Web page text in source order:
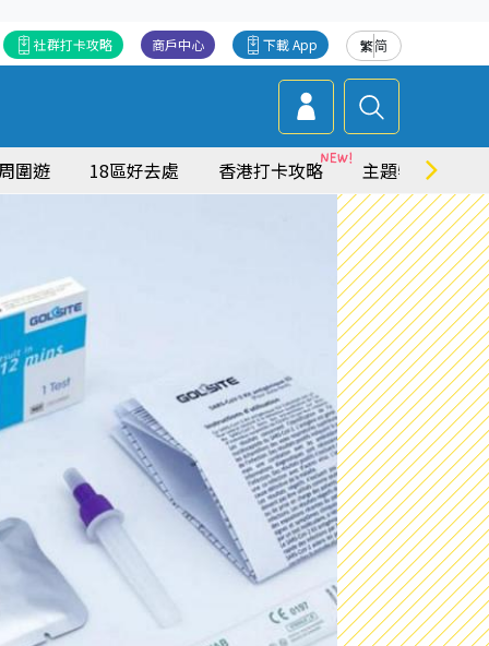
繁简
下載 App
商戶中心
社群打卡攻略
圍遊 18區好去處 香港打卡攻略 主題特集